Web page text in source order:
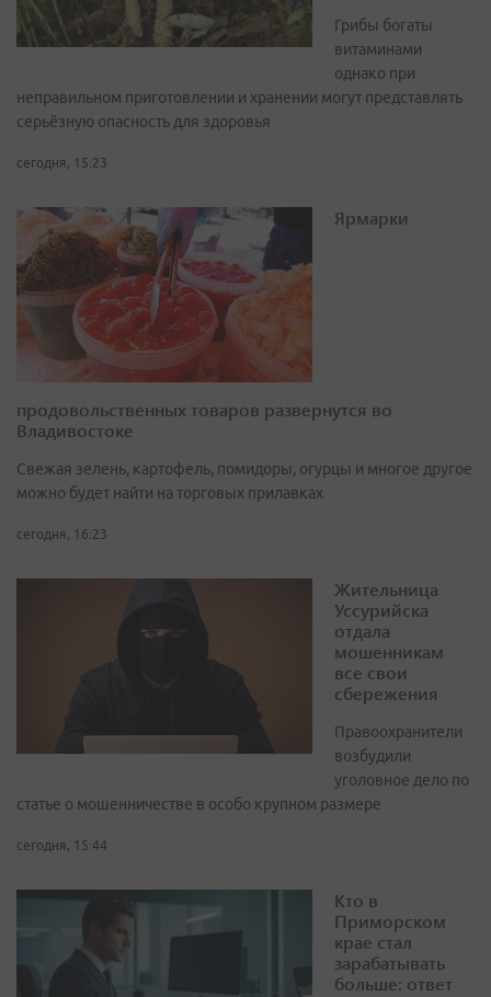
Грибы богаты
витаминами
однако при
неправильном приготовлении и хранении могут представлять
серьёзную опасность для здоровья
сегодня, 15:23
Ярмарки
продовольственных товаров развернутся во
Владивостоке
Свежая зелень, картофель, помидоры, огурцы и многое другое
можно будет найти на торговых прилавках
сегодня, 16:23
Жительница
Уссурийска
отдала
мошенникам
все свои
сбережения
Правоохранители
возбудили
уголовное дело по
статье о мошенничестве в особо крупном размере
сегодня, 15:44
Кто в
Приморском
крае стал
зарабатывать
больше: ответ